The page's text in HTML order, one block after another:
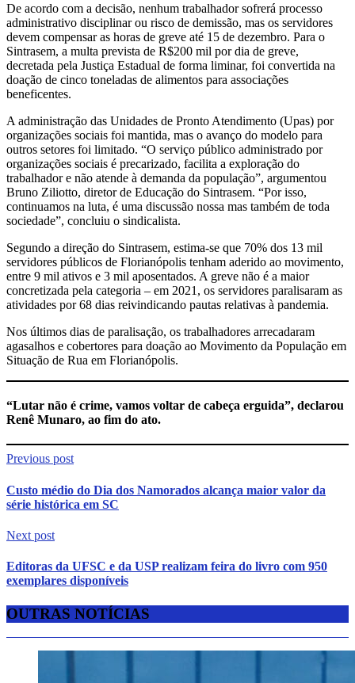
De acordo com a decisão, nenhum trabalhador sofrerá processo
administrativo disciplinar ou risco de demissão, mas os servidores
devem compensar as horas de greve até 15 de dezembro. Para o
Sintrasem, a multa prevista de R$200 mil por dia de greve,
decretada pela Justiça Estadual de forma liminar, foi convertida na
doação de cinco toneladas de alimentos para associações
beneficentes.
A administração das Unidades de Pronto Atendimento (Upas) por
organizações sociais foi mantida, mas o avanço do modelo para
outros setores foi limitado. “O serviço público administrado por
organizações sociais é precarizado, facilita a exploração do
trabalhador e não atende à demanda da população”, argumentou
Bruno Ziliotto, diretor de Educação do Sintrasem. “Por isso,
continuamos na luta, é uma discussão nossa mas também de toda
sociedade”, concluiu o sindicalista.
Segundo a direção do Sintrasem, estima-se que 70% dos 13 mil
servidores públicos de Florianópolis tenham aderido ao movimento,
entre 9 mil ativos e 3 mil aposentados. A greve não é a maior
concretizada pela categoria – em 2021, os servidores paralisaram as
atividades por 68 dias reivindicando pautas relativas à pandemia.
Nos últimos dias de paralisação, os trabalhadores arrecadaram
agasalhos e cobertores para doação ao Movimento da População em
Situação de Rua em Florianópolis.
“Lutar não é crime, vamos voltar de cabeça erguida”, declarou
Renê Munaro, ao fim do ato.
Previous post
Custo médio do Dia dos Namorados alcança maior valor da
série histórica em SC
Next post
Editoras da UFSC e da USP realizam feira do livro com 950
exemplares disponíveis
OUTRAS NOTÍCIAS